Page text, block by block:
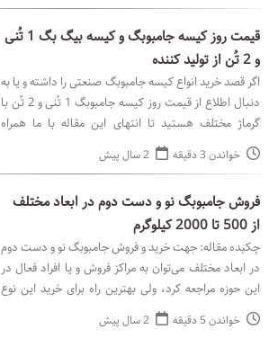
قیمت روز کیسه جامبوبگ و کیسه بیگ بگ 1 تُنی
و 2 تُن از تولید کننده
اگر قصد خرید انواع کیسه جامبوبگ صنعتی را داشته و یا به
دنبال اطلاع از قیمت روز کیسه جامبوبگ 1 تُنی و 2 تُن با
گرماژ مختلف هستید تا انتهای این مقاله با ما همراه
باشید، همچنین می‌توانید از کارشناسان ما
خواندن 3 دقیقه 2 سال پیش
فروش جامبوبگ نو و دست دوم در ابعاد مختلف
از 500 تا 2000 کیلوگرم
چکیده مقاله: جهت خرید و فروش جامبوبگ نو و دست دوم
در ابعاد مختلف می‌توان به مراکز فروش و یا افراد فعال در
این حوزه مراجعه کرد، ولی بهترین راه برای خرید این نوع
کیسه‌ها مراجعه به کارخانه تولیدکننده جام
خواندن 5 دقیقه 2 سال پیش